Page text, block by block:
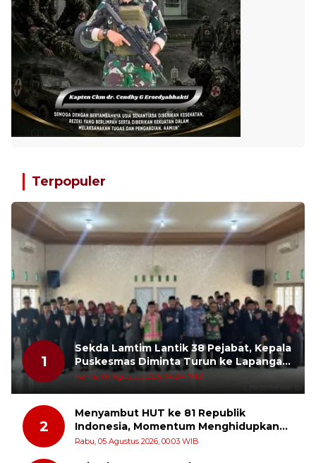
Terpopuler
1
Sekda Lamtim Lantik 38 Pejabat, Kepala
Puskesmas Diminta Turun ke Lapangan
dan Hadir di Tengah Masyarakat
Kamis, 06 Agustus 2026, 14:24 WIB
2
Menyambut HUT ke 81 Republik
Indonesia, Momentum Menghidupkan
Kembali Semangat Juang Para Pahlawan
Rabu, 05 Agustus 2026, 00:03 WIB